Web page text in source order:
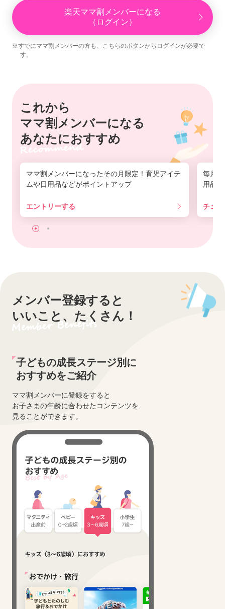
楽天ママ割メンバーになる
（ログイン）
※すでにママ割メンバーの方も、こちらのボタンからログインが必要で
す。
これから
ママ割メンバーになる
あなたにおすすめ
ママ割メンバーになったその月限定！育児アイテ
ムや日用品などがポイントアップ
エントリーする
毎月
用品
チェ
メンバー登録すると
いいこと、たくさん！
子どもの成長ステージ別に
おすすめをご紹介
ママ割メンバーに登録をすると
お子さまの年齢に合わせたコンテンツを
見ることができます。